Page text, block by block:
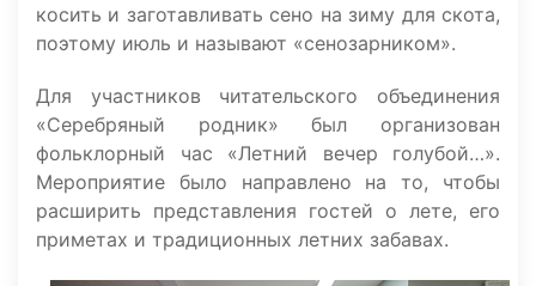
косить и заготавливать сено на зиму для скота,
поэтому июль и называют «сенозарником».
Для участников читательского объединения
«Серебряный родник» был организован
фольклорный час «Летний вечер голубой…».
Мероприятие было направлено на то, чтобы
расширить представления гостей о лете, его
приметах и традиционных летних забавах.